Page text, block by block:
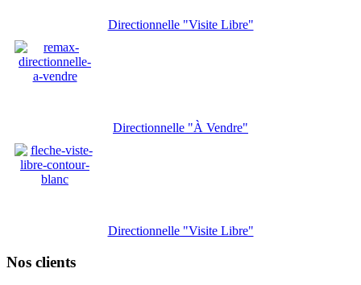
Directionnelle "Visite Libre"
Directionnelle "À Vendre"
Directionnelle "Visite Libre"
Nos clients